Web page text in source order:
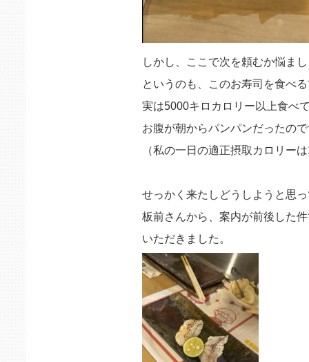
しかし、ここで次を頼むか悩ま
というのも、このお寿司を食べ
実は5000キロカロリー以上食べ
お腹が朝からパンパンだったの
（私の一日の適正摂取カロリー
せっかく来たしどうしようと思
板前さんから、案内が前後した
いただきました。